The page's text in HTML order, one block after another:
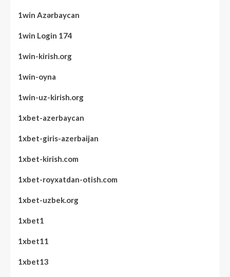
1win Azərbaycan
1win Login 174
1win-kirish.org
1win-oyna
1win-uz-kirish.org
1xbet-azerbaycan
1xbet-giris-azerbaijan
1xbet-kirish.com
1xbet-royxatdan-otish.com
1xbet-uzbek.org
1xbet1
1xbet11
1xbet13